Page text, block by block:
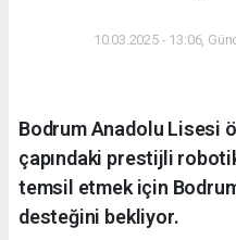
10.03.2025 - 13:06,
Bodrum Anadolu Lisesi
çapındaki prestijli
temsil etmek için
desteğini bekliyor.